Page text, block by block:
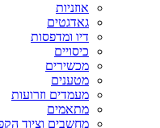
אוזניות
גאדגטים
דיו ומדפסות
כיסויים
מכשירים
מטענים
מעמדים וזרועות
מתאמים
מחשבים וציוד הקפי